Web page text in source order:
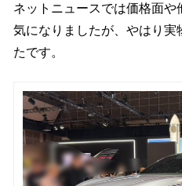
ネットニュースでは価格面や
気になりましたが、やはり実
たです。